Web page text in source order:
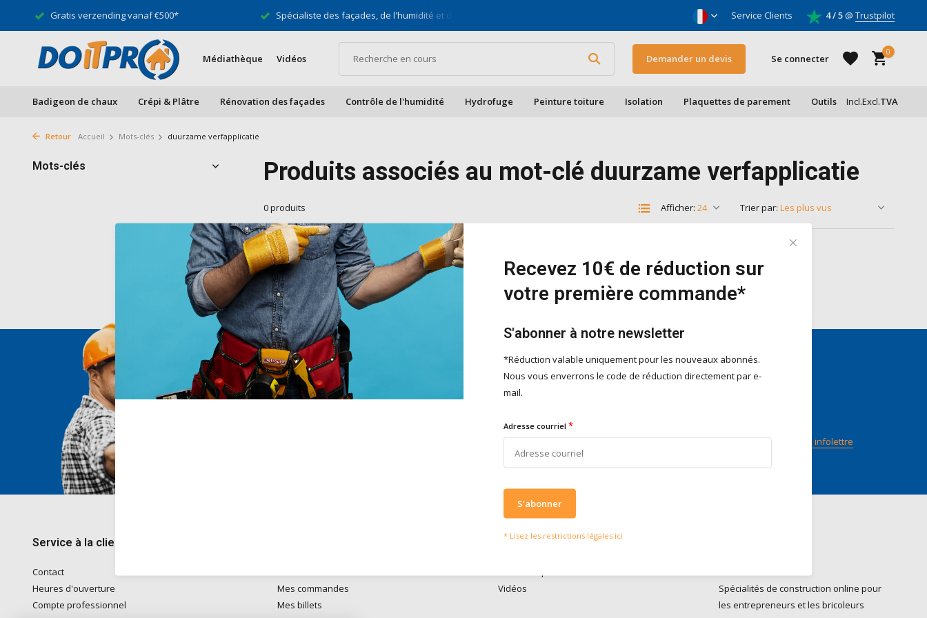
Gratis verzending vanaf €500* Spécialiste des façades, de l'humidité et des toits Pour bricoleurs & entrepreneurs Service Clients 4 / 5@ Trustpilot
Médiathèque Vidéos Demander un devis Se connecter
0
Badigeon de chaux Crépi & Plâtre Rénovation des façades Contrôle de l'humidité Hydrofuge Peinture toiture Isolation Plaquettes de parement Outils Incl.Excl.TVA
Retour Accueil Mots-clés duurzame verfapplicatie
Mots-clés Produits associés au mot-clé duurzame verfapplicatie
0 produits Afficher: Trier par:
Aucun produit n'a été trouvé...
Nous serons heureux d'aider Ce que disent nos clients
de4 / 5
Suivez-nous
Abonnez-vous à notre infolettre
Service à la clientèle
Contact
Heures d'ouverture
Compte professionnel
Mes commandes
Mes billets
Informations
Vidéos
Spécialités de construction online pour
les entrepreneurs et les bricoleurs
Recevez 10€ de réduction sur
votre première commande*
S'abonner à notre newsletter
*Réduction valable uniquement pour les nouveaux abonnés.
Nous vous enverrons le code de réduction directement par e-
mail.
Adresse courriel *
S'abonner
* Lisez les restrictions légales ici